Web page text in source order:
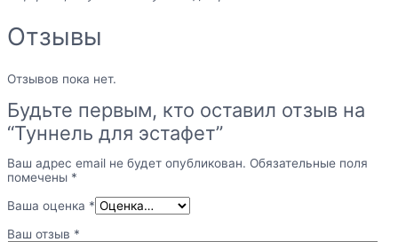
Отзывы
Отзывов пока нет.
Будьте первым, кто оставил отзыв на
“Туннель для эстафет”
Ваш адрес email не будет опубликован. Обязательные поля
помечены *
Ваша оценка *
Ваш отзыв *